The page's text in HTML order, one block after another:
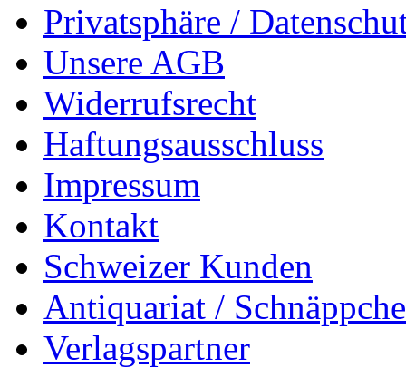
Privatsphäre /
Unsere AGB
Widerrufsrecht
Haftungsausschluss
Impressum
Kontakt
Schweizer Kunden
Antiquariat /
Verlagspartner